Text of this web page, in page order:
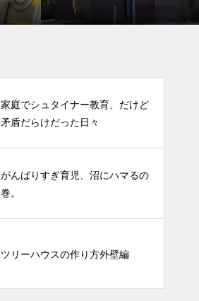
家庭でシュタイナー教育、だけど
矛盾だらけだった日々
がんばりすぎ育児、沼にハマるの
巻。
ツリーハウスの作り方外壁編